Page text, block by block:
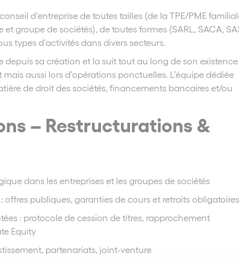
d’entreprise de toutes tailles (de la TPE/PME
groupe de sociétés), de toutes formes (SARL, SACA,
types d’activités dans divers secteurs.
depuis sa création et la suit tout au long de son existence
aussi lors d’opérations ponctuelles. L’équipe dédiée
de droit des sociétés, financements bancaires et/ou
– Restructurations &
dans les entreprises et les groupes de sociétés
offres publiques, garanties de cours et retraits obligatoires
: protocole de cession de titres, rapprochement
Equity
partenariats, joint-venture